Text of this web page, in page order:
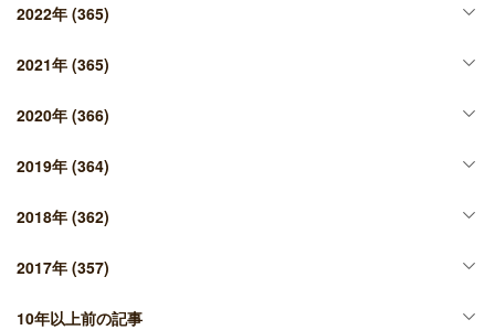
2022年 (365)
2021年 (365)
2020年 (366)
2019年 (364)
2018年 (362)
2017年 (357)
10年以上前の記事